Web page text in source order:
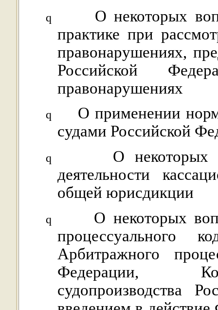
q
О некоторых
практике при
правонарушениях,
Российской
правонарушениях
q
О применении
судами Российской
q
О некоторых
деятельности
общей юрисдикции
q
О некоторых
процессуального
Арбитражного
Федерации,
судопроизводства